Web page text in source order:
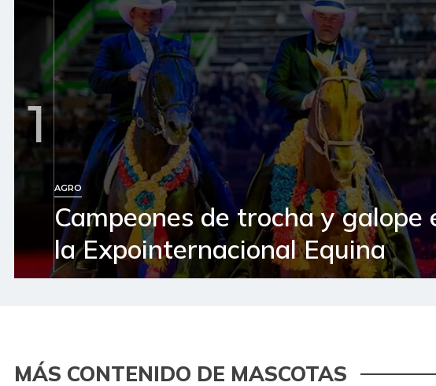
1
AGRO
Campeones de trocha y galope
la Expointernacional Equina
MÁS CONTENIDO DE MASCOTAS